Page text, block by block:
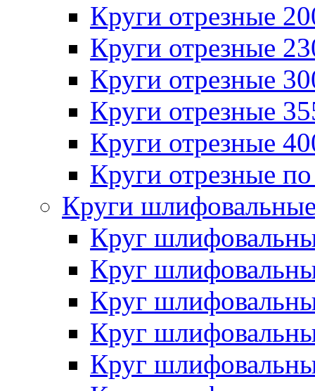
Круги отрезные
Круги отрезные
Круги отрезные
Круги отрезные
Круги отрезные
Круги отрезные
Круги
Круг
Круг
Круг
Круг
Круг